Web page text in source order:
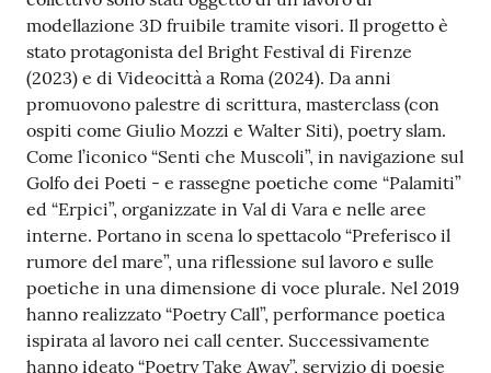
modellazione 3D fruibile tramite visori. Il progetto è
stato protagonista del Bright Festival di Firenze
(2023) e di Videocittà a Roma (2024). Da anni
promuovono palestre di scrittura, masterclass (con
ospiti come Giulio Mozzi e Walter Siti), poetry slam.
Come l’iconico “Senti che Muscoli”, in navigazione sul
Golfo dei Poeti - e rassegne poetiche come “Palamiti”
ed “Erpici”, organizzate in Val di Vara e nelle aree
interne. Portano in scena lo spettacolo “Preferisco il
rumore del mare”, una riflessione sul lavoro e sulle
poetiche in una dimensione di voce plurale. Nel 2019
hanno realizzato “Poetry Call”, performance poetica
ispirata al lavoro nei call center. Successivamente
hanno ideato “Poetry Take Away”, servizio di poesie